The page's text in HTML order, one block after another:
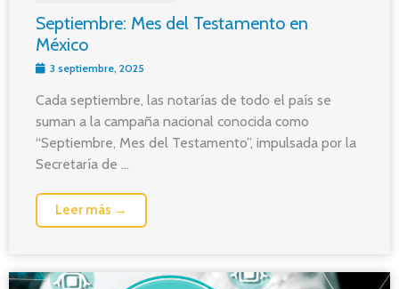
Septiembre: Mes del Testamento en
México
3 septiembre, 2025
Cada septiembre, las notarías de todo el país se
suman a la campaña nacional conocida como
“Septiembre, Mes del Testamento”, impulsada por la
Secretaría de ...
Leer más →